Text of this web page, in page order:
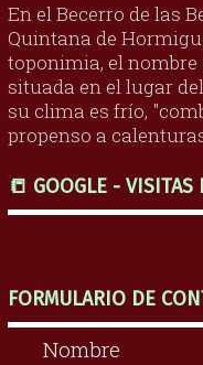
En el Becerro de las
Quintana de
toponimia, el nombre
situada en el lugar
su clima es frío,
propenso a
📒 GOOGLE - VISITAS
FORMULARIO DE
Nombre